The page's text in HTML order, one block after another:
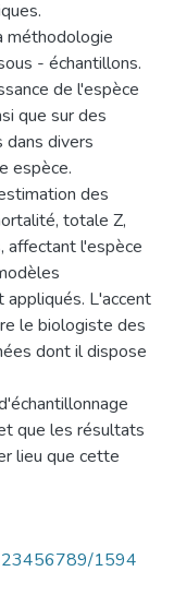
méthodologie
- échantillons.
de l'espèce
que sur des
divers
espèce.
des
totale Z,
affectant l'espèce
L'accent
le biologiste des
dont il dispose
que les résultats
lieu que cette
1594